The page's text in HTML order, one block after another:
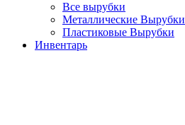
Все вырубки
Металлические Вырубки
Пластиковые Вырубки
Инвентарь